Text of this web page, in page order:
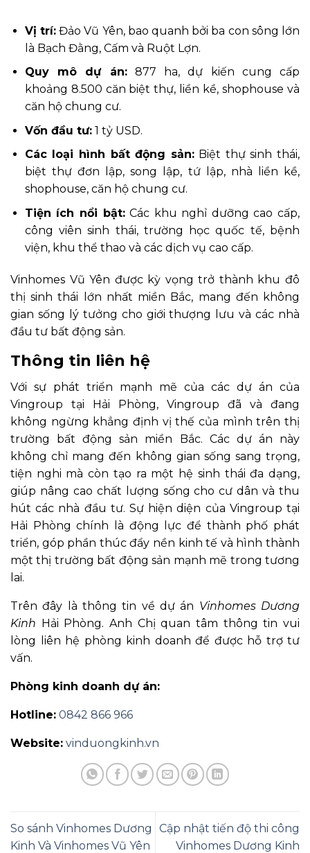
Vị trí: Đảo Vũ Yên, bao quanh bởi ba con sông lớn
là Bạch Đằng, Cấm và Ruột Lợn.
Quy mô dự án:877 ha, dự kiến cung cấp
khoảng 8.500 căn biệt thự, liền kề, shophouse và
căn hộ chung cư.
Vốn đầu tư:1 tỷ USD.
Các loại hình bất động sản:Biệt thự sinh thái,
biệt thự đơn lập, song lập, tứ lập, nhà liền kề,
shophouse, căn hộ chung cư.
Tiện ích nổi bật:Các khu nghỉ dưỡng cao cấp,
công viên sinh thái, trường học quốc tế, bệnh
viện, khu thể thao và các dịch vụ cao cấp.
Vinhomes Vũ Yên được kỳ vọng trở thành khu đô
thị sinh thái lớn nhất miền Bắc, mang đến không
gian sống lý tưởng cho giới thượng lưu và các nhà
đầu tư bất động sản.
Thông tin liên hệ
Với sự phát triển mạnh mẽ của các dự án của
Vingroup tại Hải Phòng, Vingroup đã và đang
không ngừng khẳng định vị thế của mình trên thị
trường bất động sản miền Bắc. Các dự án này
không chỉ mang đến không gian sống sang trọng,
tiện nghi mà còn tạo ra một hệ sinh thái đa dạng,
giúp nâng cao chất lượng sống cho cư dân và thu
hút các nhà đầu tư. Sự hiện diện của Vingroup tại
Hải Phòng chính là động lực để thành phố phát
triển, góp phần thúc đẩy nền kinh tế và hình thành
một thị trường bất động sản mạnh mẽ trong tương
lai.
Trên đây là thông tin về dự án Vinhomes Dương
Kinh Hải Phòng. Anh Chị quan tâm thông tin vui
lòng liên hệ phòng kinh doanh để được hỗ trợ tư
vấn.
Phòng kinh doanh dự án:
Hotline: 0842 866 966
Website: vinduongkinh.vn
So sánh Vinhomes Dương
Kinh Và Vinhomes Vũ Yên
Cập nhật tiến độ thi công
Vinhomes Dương Kinh